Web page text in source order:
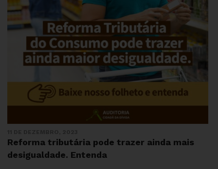
Reforma tributária pode trazer ainda mais
desigualdade. Entenda